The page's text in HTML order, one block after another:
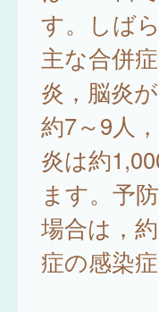
す。しば
主な合併
炎，脳炎
約7～9人
炎は約
ます。予
場合は，
症の感染症